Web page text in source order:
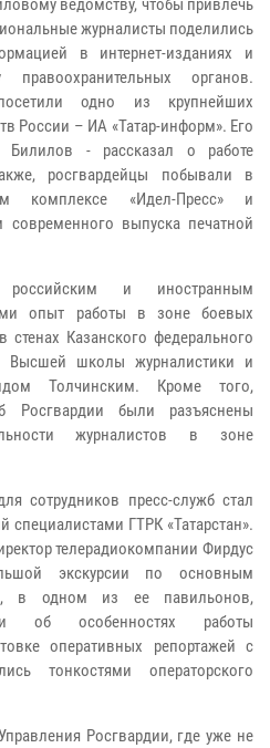
ведомству, чтобы привлечь
журналисты поделились
в интернет-изданиях и
органов.
одно из крупнейших
России – ИА «Татар-информ». Его
Билилов - рассказал о работе
росгвардейцы побывали в
комплексе «Идел-Пресс» и
выпуска печатной
и иностранным
опыт работы в зоне боевых
Казанского федерального
Высшей школы журналистики и
Толчинским. Кроме того,
Росгвардии были разъяснены
журналистов в зоне
сотрудников пресс-служб стал
специалистами ГТРК «Татарстан».
телерадиокомпании Фирдус
экскурсии по основным
в одном из ее павильонов,
об особенностях работы
оперативных репортажей с
тонкостями операторского
Росгвардии, где уже не